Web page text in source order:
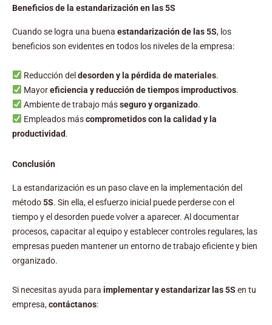
Beneficios de la estandarización en las 5S
Cuando se logra una buena estandarización de las 5S, los
beneficios son evidentes en todos los niveles de la empresa:
Reducción del desorden y la pérdida de materiales.
Mayoreficiencia y reducción de tiempos improductivos.
Ambiente de trabajo másseguro y organizado.
Empleados máscomprometidos con la calidad y la
productividad.
Conclusión
La estandarización es un paso clave en la implementación del
método5S. Sin ella, el esfuerzo inicial puede perderse con el
tiempo y el desorden puede volver a aparecer. Al documentar
procesos, capacitar al equipo y establecer controles regulares, las
empresas pueden mantener un entorno de trabajo eficiente y bien
organizado.
Si necesitas ayuda para implementar y estandarizar las 5S en tu
empresa,contáctanos: